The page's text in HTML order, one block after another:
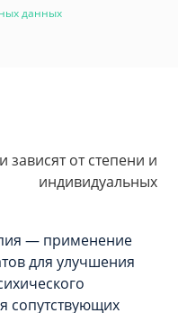
данных
от степени и
— применение
для улучшения
сопутствующих